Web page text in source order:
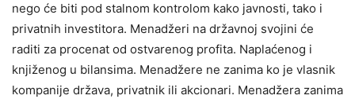
nego će biti pod stalnom kontrolom kako javnosti, tako i
privatnih investitora. Menadžeri na državnoj svojini će
raditi za procenat od ostvarenog profita. Naplaćenog i
knjiženog u bilansima. Menadžere ne zanima ko je vlasnik
kompanije država, privatnik ili akcionari. Menadžera zanima